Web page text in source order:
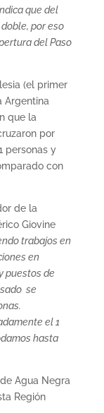
que del
por eso
del Paso
(el primer
Argentina
que la
por
personas y
con
de la
Giovine
trabajos en
en
puestos de
se
el 1
hasta
Agua Negra
Región